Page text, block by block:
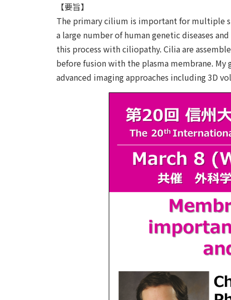
【要旨】
The primary cilium is important for multiple
a large number of human genetic diseases
this process with ciliopathy. Cilia are
before fusion with the plasma membrane.
advanced imaging approaches including 3D